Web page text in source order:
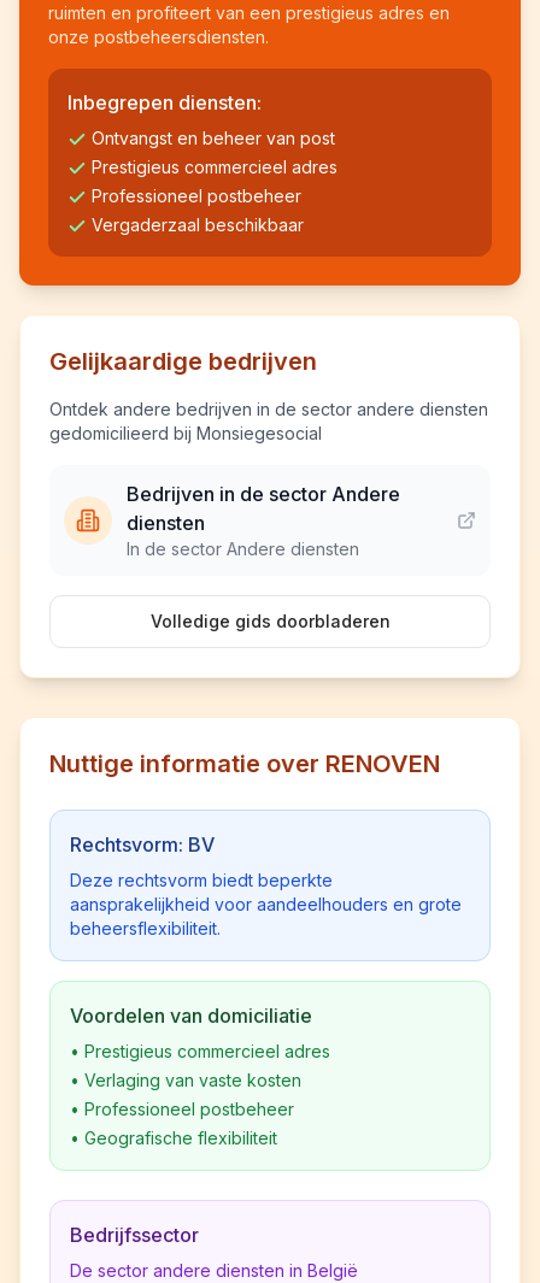
ruimten en profiteert van een prestigieus adres en
onze postbeheersdiensten.
Inbegrepen diensten:
Ontvangst en beheer van post
Prestigieus commercieel adres
Professioneel postbeheer
Vergaderzaal beschikbaar
Gelijkaardige bedrijven
Ontdek andere bedrijven in de sector andere diensten
gedomicilieerd bij Monsiegesocial
Bedrijven in de sector Andere
diensten
In de sector Andere diensten
Volledige gids doorbladeren
Nuttige informatie over RENOVEN
Rechtsvorm: BV
Deze rechtsvorm biedt beperkte
aansprakelijkheid voor aandeelhouders en grote
beheersflexibiliteit.
Voordelen van domiciliatie
• Prestigieus commercieel adres
• Verlaging van vaste kosten
• Professioneel postbeheer
• Geografische flexibiliteit
Bedrijfssector
De sector andere diensten in België